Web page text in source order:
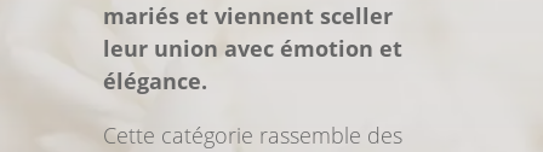
mariés et viennent sceller
leur union avec émotion et
élégance.
Cette catégorie rassemble des